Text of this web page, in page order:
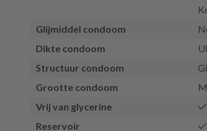
Glijmiddel condoom
Dikte condoom
Structuur condoom
Grootte condoom
Vrij van glycerine
Reservoir